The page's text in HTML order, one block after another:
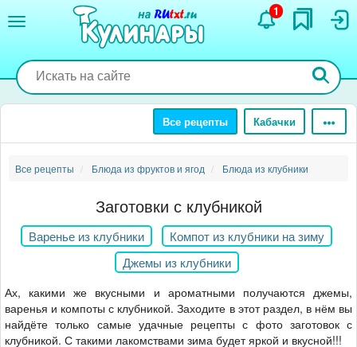
содержанию
1
Все рецепты Кабачки
Все рецепты Блюда из фруктов и ягод Блюда из клубники
Заготовки с клубникой
Варенье из клубники
Компот из клубники на зиму
Джемы из клубники
Ах, какими же вкусными и ароматными получаются джемы,
варенья и компоты с клубникой. Заходите в этот раздел, в нём вы
найдёте только самые удачные рецепты с фото заготовок с
клубникой. С такими лакомствами зима будет яркой и вкусной!!!